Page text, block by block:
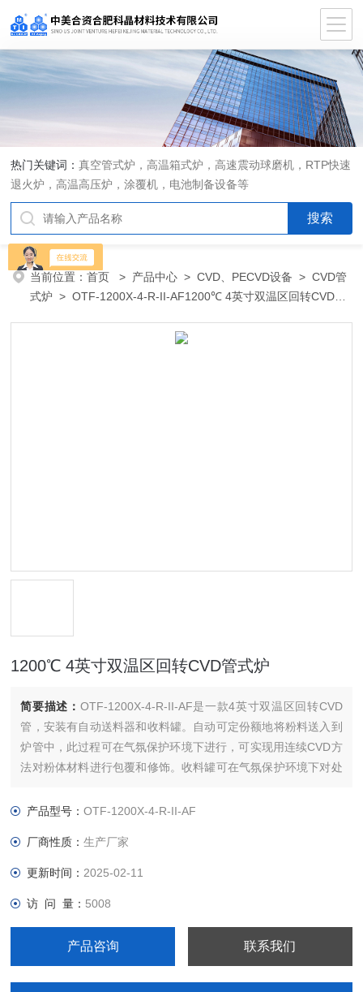
热门关键词：真空管式炉，高温箱式炉，高速震动球磨机，RTP快速
退火炉，高温高压炉，涂覆机，电池制备设备等
当前位置：首页 > 产品中心 >CVD、PECVD设备 >CVD管
式炉 > OTF-1200X-4-R-II-AF1200℃ 4英寸双温区回转CVD管
1200℃ 4英寸双温区回转CVD管式炉
简要描述： OTF-1200X-4-R-II-AF是一款4英寸双温区回转CVD
管，安装有自动送料器和收料罐。自动可定份额地将粉料送入到
炉管中，此过程可在气氛保护环境下进行，可实现用连续CVD方
法对粉体材料进行包覆和修饰。收料罐可在气氛保护环境下对处
极材料（如LiFePO3, LiMnNiO3）上包覆导电层，同时也可用
产品型号：OTF-1200X-4-R-II-AF
厂商性质：生产厂家
更新时间： 2025-02-11
访 问 量： 5008
产品咨询 联系我们